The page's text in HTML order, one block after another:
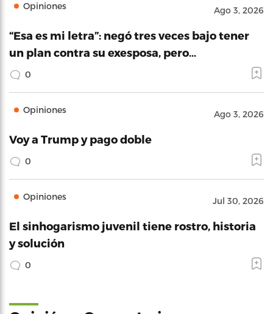
Opiniones Ago 3, 2026
“Esa es mi letra”: negó tres veces bajo tener
un plan contra su exesposa, pero…
0
Opiniones Ago 3, 2026
Voy a Trump y pago doble
0
Opiniones Jul 30, 2026
El sinhogarismo juvenil tiene rostro, historia
y solución
0